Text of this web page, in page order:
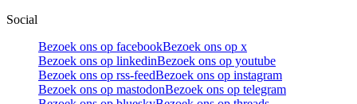
Social
Bezoek ons op facebookBezoek ons op x
Bezoek ons op linkedinBezoek ons op youtube
Bezoek ons op rss-feedBezoek ons op instagram
Bezoek ons op mastodonBezoek ons op telegram